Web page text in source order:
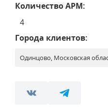
Количество АРМ:
4
Города клиентов:
Одинцово, Московская